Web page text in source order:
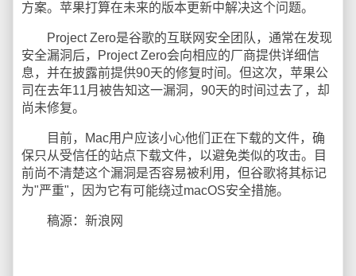
方案。苹果打算在未来的版本更新中解决这个问题。
Project Zero是谷歌的互联网安全团队，通常在发现
安全漏洞后，Project Zero会向相应的厂商提供详细信
息，并在披露前提供90天的修复时间。但这次，苹果公
司在去年11月被告知这一漏洞，90天的时间过去了，却
尚未修复。
目前，Mac用户应该小心他们正在下载的文件，确
保只从受信任的站点下载文件，以避免类似的攻击。目
前尚不清楚这个漏洞是否容易被利用，但谷歌将其标记
为"严重"，因为它有可能绕过macOS安全措施。
稿源：新浪网